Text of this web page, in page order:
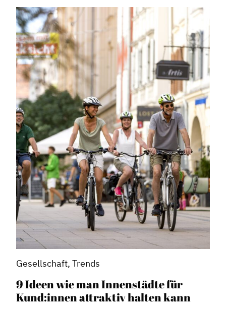
Gesellschaft, Trends
9 Ideen wie man Innenstädte für
Kund:innen attraktiv halten kann